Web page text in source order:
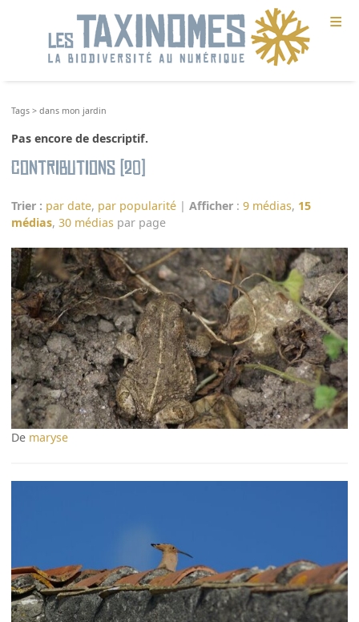
≡
Tags >dans mon jardin
Pas encore de descriptif.
Contributions (20)
Trier : par date, par popularité |Afficher :9 médias, 15
médias,30 médias par page
De maryse